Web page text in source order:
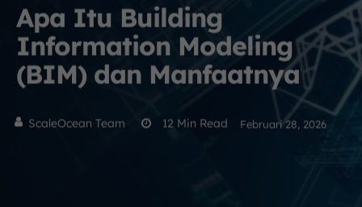
Apa Itu Building
Information Modeling
(BIM) dan Manfaatnya
ScaleOcean Team 12 Min Read Februari 28, 2026